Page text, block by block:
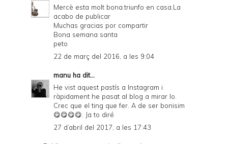
Mercè esta molt bona.triunfo en casa.La
acabo de publicar
Muchas gracias por compartir
Bona semana santa
peto
22 de març del 2016, a les 9:04
manu ha dit...
He vist aquest pastís a Instagram i
ràpidament he pasat al blog a mirar lo.
Crec que el ting que fer. A de ser bonisim
😋😋😋😋. Ja to diré
27 d’abril del 2017, a les 17:43